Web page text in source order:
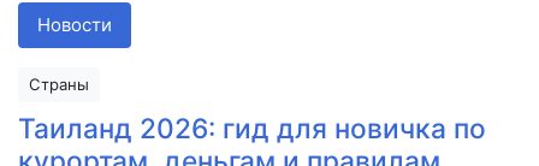
Новости
Страны
Таиланд 2026: гид для новичка по